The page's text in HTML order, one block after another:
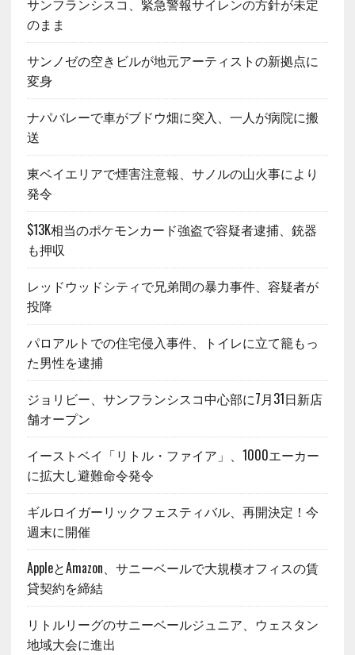
サンフランシスコ、緊急警報サイレンの方針が未定
のまま
サンノゼの空きビルが地元アーティストの新拠点に
変身
ナパバレーで車がブドウ畑に突入、一人が病院に搬
送
東ベイエリアで煙害注意報、サノルの山火事により
発令
$13K相当のポケモンカード強盗で容疑者逮捕、銃器
も押収
レッドウッドシティで兄弟間の暴力事件、容疑者が
投降
パロアルトでの住宅侵入事件、トイレに立て籠もっ
た男性を逮捕
ジョリビー、サンフランシスコ中心部に7月31日新店
舗オープン
イーストベイ「リトル・ファイア」、1000エーカー
に拡大し避難命令発令
ギルロイガーリックフェスティバル、再開決定！今
週末に開催
AppleとAmazon、サニーベールで大規模オフィスの賃
貸契約を締結
リトルリーグのサニーベールジュニア、ウェスタン
地域大会に進出